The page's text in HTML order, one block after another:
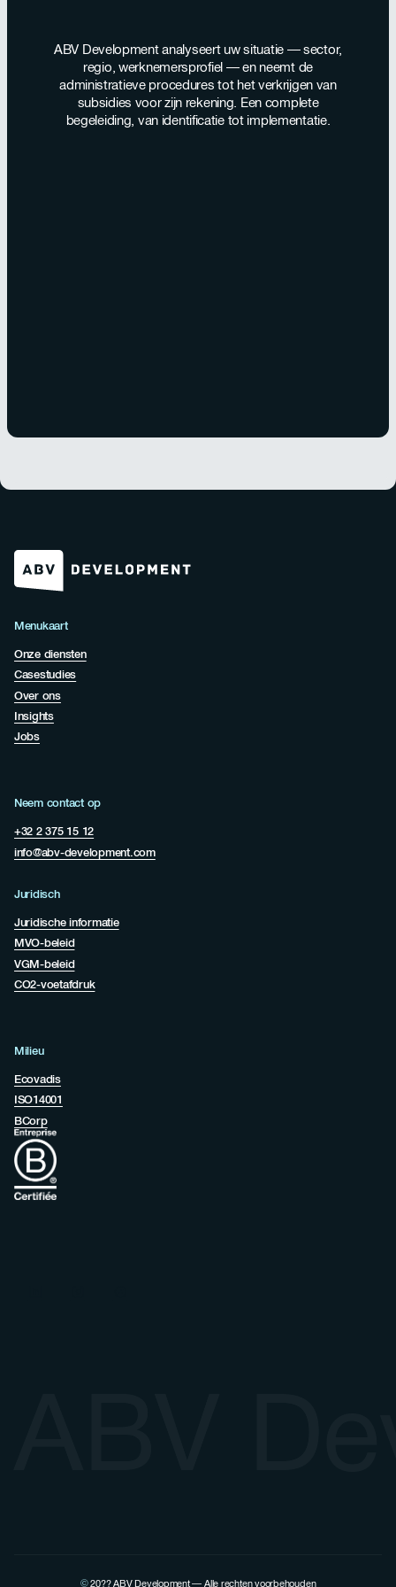
ABV Development analyseert uw situatie — sector,
regio, werknemersprofiel — en neemt de
administratieve procedures tot het verkrijgen van
subsidies voor zijn rekening. Een complete
begeleiding, van identificatie tot implementatie.
Menukaart
Onze diensten
Casestudies
Over ons
Insights
Jobs
Neem contact op
+32 2 375 15 12
info@abv-development.com
Juridisch
Juridische informatie
MVO-beleid
VGM-beleid
CO2-voetafdruk
Milieu
Ecovadis
ISO14001
BCorp
© 20??ABV Development — Alle rechten voorbehouden